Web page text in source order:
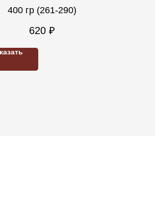
SEPET
с косточкой
400 гр (261-290)
620 ₽